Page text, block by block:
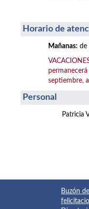
Horario de
Mañanas: de
septiembre,
Personal
Patricia
Buzón